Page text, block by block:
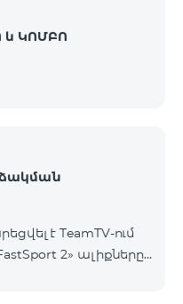
ԿՈՄԲՈ
է TeamTV-ում
2» ալիքները